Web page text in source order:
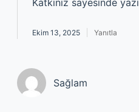
Katkınız sayesinde yazı
Ekim 13, 2025 Yanıtla
Sağlam